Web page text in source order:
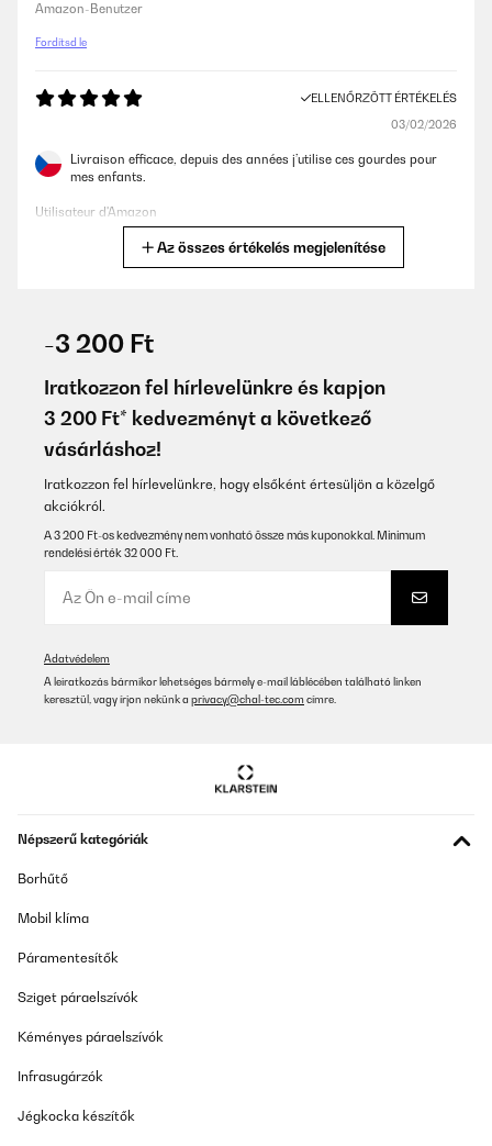
Amazon-Benutzer
Fordítsd le
ELLENŐRZÖTT ÉRTÉKELÉS
03/02/2026
Livraison efficace, depuis des années j’utilise ces gourdes pour
mes enfants.
Utilisateur d'Amazon
habe. Super Preisleistungs-Verhältnis. Und für mich am
wichtigsten: die Flasche lässt sich einfach und vollständig
reinigen ohne erstmal aufwendig zerlegt werden zu müssen!
Amazon-Benutzer
Fordítsd le
ELLENŐRZÖTT ÉRTÉKELÉS
Super. Läuft nicht aus und grösse ist perfekt für die Schule und
Amazon-Benutzer
Fordítsd le
ist unsere zweite, nachdem eine verloren gegangen ist, die alte
Fordítsd le
Die Flasche ist super für Kinder: absolut auslaufsicher, leicht zu
hochwertig aus - mein Neffe nutzt Sie täglich gern. Klare
Az összes értékelés megjelenítése
-3 200 Ft
Iratkozzon fel hírlevelünkre és kapjon
3 200 Ft* kedvezményt a következő
vásárláshoz!
Iratkozzon fel hírlevelünkre, hogy elsőként értesüljön a közelgő
akciókról.
A 3 200 Ft-os kedvezmény nem vonható össze más kuponokkal. Minimum
rendelési érték 32 000 Ft.
Adatvédelem
A leiratkozás bármikor lehetséges bármely e-mail láblécében található linken
keresztül, vagy írjon nekünk a privacy@chal-tec.com címre.
Népszerű kategóriák
Borhűtő
Mobil klíma
Páramentesítők
Sziget páraelszívók
Kéményes páraelszívók
Infrasugárzók
Jégkocka készítők